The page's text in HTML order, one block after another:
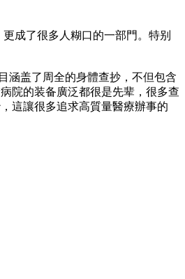
成了很多人糊口的一部門。特别
涵盖了周全的身體查抄，不但包含
院的装备廣泛都很是先辈，很多查
這讓很多追求高質量醫療辦事的